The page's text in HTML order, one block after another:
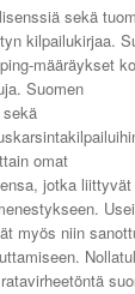
sekä
kilpailukirjaa.
määräykset
Suomen
omat
jotka liittyvät
myös niin